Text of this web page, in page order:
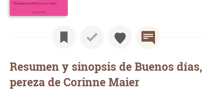
Resumen y sinopsis de Buenos días,
pereza de Corinne Maier